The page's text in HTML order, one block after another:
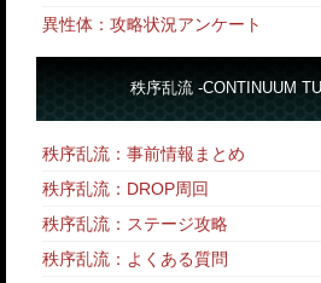
異性体：攻略状況アンケート
秩序乱流 -CONTINUUM
秩序乱流：事前情報まとめ
秩序乱流：DROP周回
秩序乱流：ステージ攻略
秩序乱流：よくある質問